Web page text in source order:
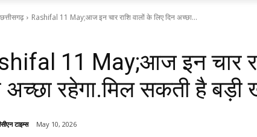
छत्तीसगढ़ Rashifal 11 May;आज इन चार राशि वालों के लिए दिन अच्छा...
11 May;आज इन चार
अच्छा रहेगा.मिल सकती है
टाइम्स May 10, 2026